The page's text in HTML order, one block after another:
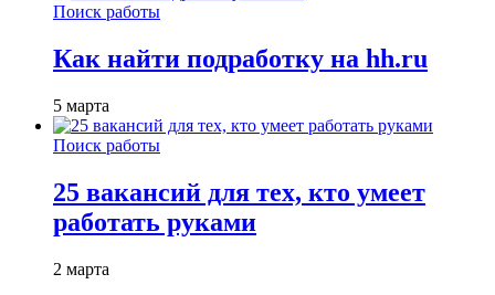
Поиск работы
Как найти подработку на hh.ru
5 марта
Поиск работы
25 вакансий для тех, кто умеет
работать руками
2 марта